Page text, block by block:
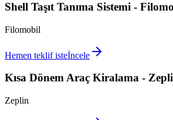
Shell Taşıt Tanıma Sistemi -
Filomobil
Hemen teklif isteİncele
Kısa Dönem Araç Kiralama -
Zeplin